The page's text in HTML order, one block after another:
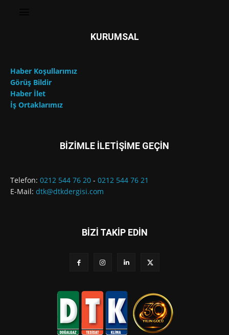
KURUMSAL
Haber Koşullarımız
Görüş Bildir
Haber İlet
İş Ortaklarımız
BİZİMLE İLETİŞİME GEÇİN
Telefon: 0212 544 76 20 - 0212 544 76 21
E-Mail: dtk@dtkdergisi.com
BİZİ TAKİP EDİN